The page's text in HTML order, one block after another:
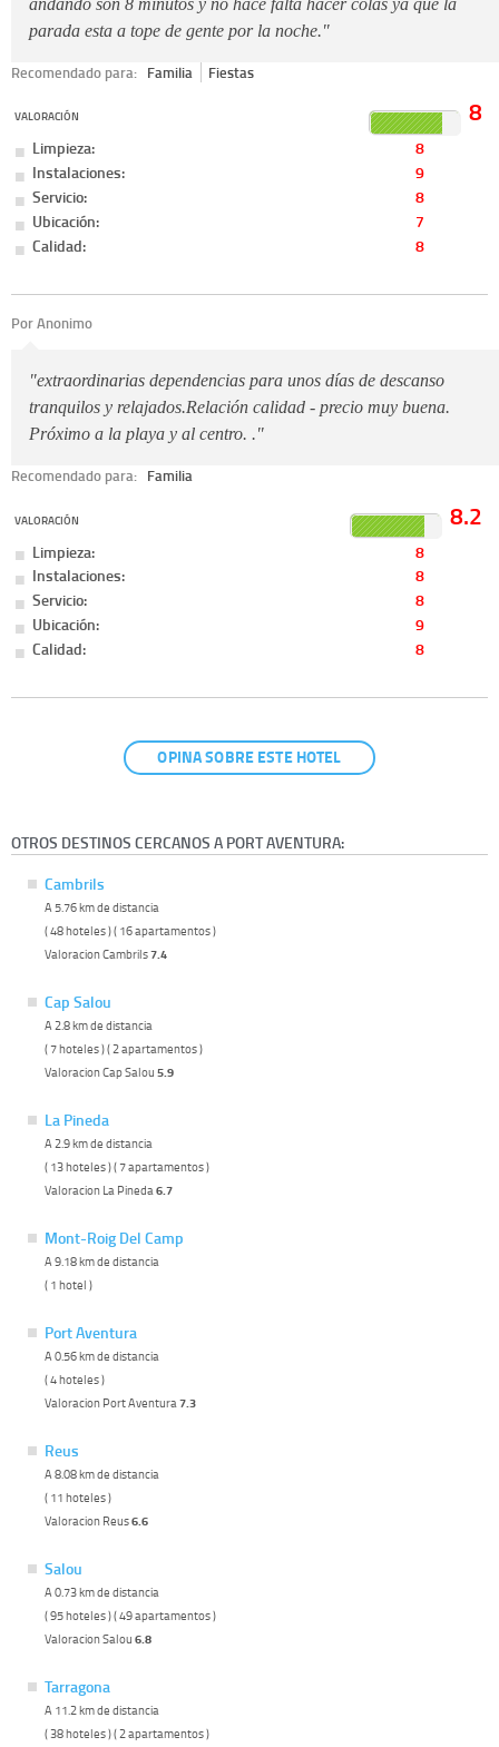
andando son 8 minutos y no hace falta hacer colas ya que la
parada esta a tope de gente por la noche."
Recomendado para: Familia Fiestas
VALORACIÓN 8
Limpieza:
8
Instalaciones:
9
Servicio:
8
Ubicación:
7
Calidad:
8
Por Anonimo
"extraordinarias dependencias para unos días de descanso
tranquilos y relajados.Relación calidad - precio muy buena.
Próximo a la playa y al centro. ."
Recomendado para: Familia
VALORACIÓN 8.2
Limpieza:
8
Instalaciones:
8
Servicio:
8
Ubicación:
9
Calidad:
8
OPINA SOBRE ESTE HOTEL
OTROS DESTINOS CERCANOS A PORT AVENTURA:
Cambrils
A 5.76 km de distancia
( 48 hoteles ) ( 16 apartamentos )
Valoracion Cambrils7.4
Cap Salou
A 2.8 km de distancia
( 7 hoteles ) ( 2 apartamentos )
Valoracion Cap Salou 5.9
La Pineda
A 2.9 km de distancia
( 13 hoteles ) ( 7 apartamentos )
Valoracion La Pineda 6.7
Mont-Roig Del Camp
A 9.18 km de distancia
( 1 hotel )
Port Aventura
A 0.56 km de distancia
( 4 hoteles )
Valoracion Port Aventura 7.3
Reus
A 8.08 km de distancia
( 11 hoteles )
Valoracion Reus6.6
Salou
A 0.73 km de distancia
( 95 hoteles ) ( 49 apartamentos )
Valoracion Salou 6.8
Tarragona
A 11.2 km de distancia
( 38 hoteles ) ( 2 apartamentos )